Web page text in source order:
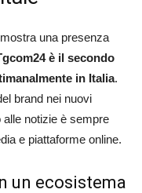
una presenza
è il secondo
in Italia.
brand nei nuovi
notizie è sempre
e piattaforme online.
un ecosistema